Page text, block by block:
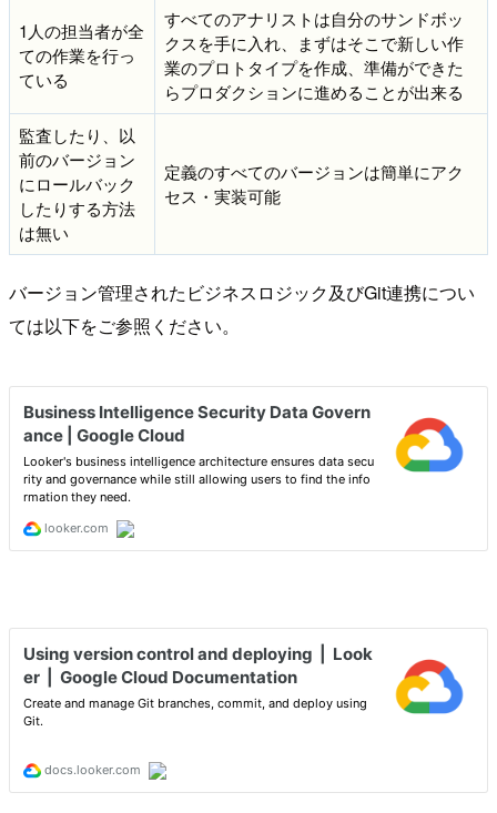
1人の担当者が全
ての作業を行っ
ている
すべてのアナリストは自分のサンドボッ
クスを手に入れ、まずはそこで新しい作
業のプロトタイプを作成、準備ができた
らプロダクションに進めることが出来る
監査したり、以
前のバージョン
にロールバック
したりする方法
は無い
定義のすべてのバージョンは簡単にアク
セス・実装可能
バージョン管理されたビジネスロジック及びGit連携につい
ては以下をご参照ください。